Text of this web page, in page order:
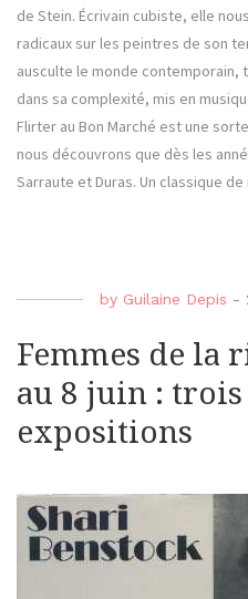
de Stein. Écrivain cubiste, elle
radicaux sur les peintres de son
ausculte le monde
dans sa complexité, mis en
Flirter au Bon Marché est une
nous découvrons que dès les
Sarraute et Duras. Un classique
by Guilaine Depis -
Femmes de la
au 8 juin :
expositions